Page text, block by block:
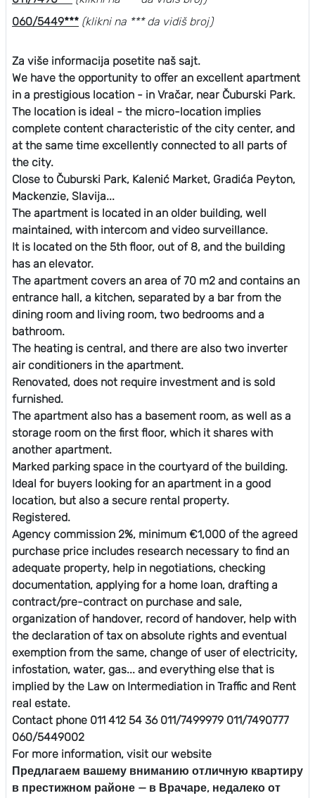
060/5449*** (klikni na *** da vidiš broj)
Za više informacija posetite naš sajt.
We have the opportunity to offer an excellent apartment
in a prestigious location - in Vračar, near Čuburski Park.
The location is ideal - the micro-location implies
complete content characteristic of the city center, and
at the same time excellently connected to all parts of
the city.
Close to Čuburski Park, Kalenić Market, Gradića Peyton,
Mackenzie, Slavija...
The apartment is located in an older building, well
maintained, with intercom and video surveillance.
It is located on the 5th floor, out of 8, and the building
has an elevator.
The apartment covers an area of ​​70 m2 and contains an
entrance hall, a kitchen, separated by a bar from the
dining room and living room, two bedrooms and a
bathroom.
The heating is central, and there are also two inverter
air conditioners in the apartment.
Renovated, does not require investment and is sold
furnished.
The apartment also has a basement room, as well as a
storage room on the first floor, which it shares with
another apartment.
Marked parking space in the courtyard of the building.
Ideal for buyers looking for an apartment in a good
location, but also a secure rental property.
Registered.
Agency commission 2%, minimum €1,000 of the agreed
purchase price includes research necessary to find an
adequate property, help in negotiations, checking
documentation, applying for a home loan, drafting a
contract/pre-contract on purchase and sale,
organization of handover, record of handover, help with
the declaration of tax on absolute rights and eventual
exemption from the same, change of user of electricity,
infostation, water, gas... and everything else that is
implied by the Law on Intermediation in Traffic and Rent
real estate.
Contact phone 011 412 54 36 011/7499979 011/7490777
060/5449002
For more information, visit our website
Предлагаем вашему вниманию отличную квартиру
в престижном районе — в Врачаре, недалеко от